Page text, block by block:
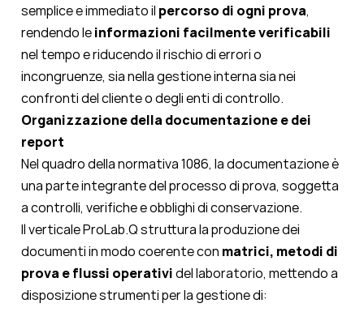
semplice e immediato il percorso di ogni prova,
rendendo leinformazioni facilmente verificabili
nel tempo e riducendo il rischio di errori o
incongruenze, sia nella gestione interna sia nei
confronti del cliente o degli enti di controllo.
Organizzazione della documentazione e dei
report
Nel quadro della normativa 1086, la documentazione è
una parte integrante del processo di prova, soggetta
a controlli, verifiche e obblighi di conservazione.
Il verticale ProLab.Q struttura la produzione dei
documenti in modo coerente con matrici, metodi di
prova e flussi operatividel laboratorio, mettendo a
disposizione strumenti per la gestione di: